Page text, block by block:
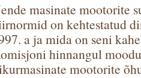
masinate mootorite
on kehtestatud
a ja mida on seni
hinnangul
mootorite